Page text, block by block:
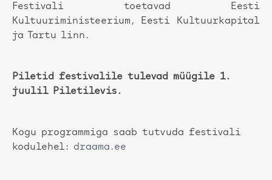
Festivali toetavad Eesti
Kultuuriministeerium, Eesti Kultuurkapital
ja Tartu linn.
Piletid festivalile tulevad müügile 1.
juulil Piletilevis.
Kogu programmiga saab tutvuda festivali
kodulehel: draama.ee